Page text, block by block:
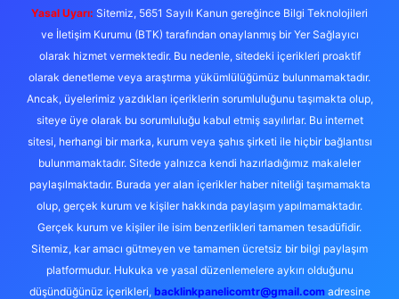
Yasal Uyarı: Sitemiz, 5651 Sayılı Kanun gereğince Bilgi Teknolojileri
ve İletişim Kurumu (BTK) tarafından onaylanmış bir Yer Sağlayıcı
olarak hizmet vermektedir. Bu nedenle, sitedeki içerikleri proaktif
olarak denetleme veya araştırma yükümlülüğümüz bulunmamaktadır.
Ancak, üyelerimiz yazdıkları içeriklerin sorumluluğunu taşımakta olup,
siteye üye olarak bu sorumluluğu kabul etmiş sayılırlar. Bu internet
sitesi, herhangi bir marka, kurum veya şahıs şirketi ile hiçbir bağlantısı
bulunmamaktadır. Sitede yalnızca kendi hazırladığımız makaleler
paylaşılmaktadır. Burada yer alan içerikler haber niteliği taşımamakta
olup, gerçek kurum ve kişiler hakkında paylaşım yapılmamaktadır.
Gerçek kurum ve kişiler ile isim benzerlikleri tamamen tesadüfidir.
Sitemiz, kar amacı gütmeyen ve tamamen ücretsiz bir bilgi paylaşım
platformudur. Hukuka ve yasal düzenlemelere aykırı olduğunu
düşündüğünüz içerikleri, backlinkpanelicomtr@gmail.comadresine